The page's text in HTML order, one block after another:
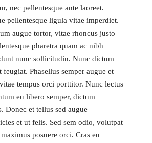
nec pellentesque ante laoreet.
pellentesque ligula vitae imperdiet.
augue tortor, vitae rhoncus justo
pharetra quam ac nibh
nunc sollicitudin. Nunc dictum
Phasellus semper augue et
tempus orci porttitor. Nunc lectus
eu libero semper, dictum
Donec et tellus sed augue
et ut felis. Sed sem odio, volutpat
posuere orci. Cras eu